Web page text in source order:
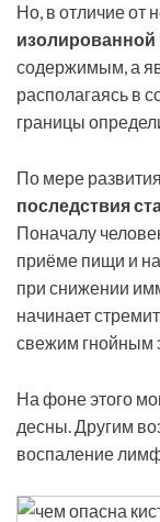
Но, в отличие от
изолированной
содержимым, а
располагаясь в
границы
По мере
последствия
Поначалу
приёме пищи и
при снижении
начинает
свежим гнойным
На фоне этого
десны. Другим
воспаление